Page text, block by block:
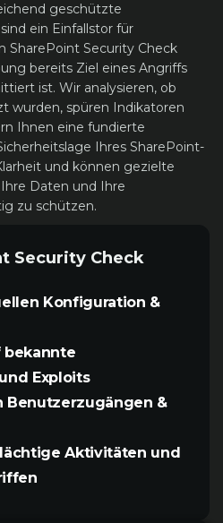
geschützte
ein Einfallstor für
SharePoint Security Check
bereits Ziel eines Angriffs
ist. Wir analysieren, ob
wurden, spüren Indikatoren
Ihnen eine fundierte
Ihres SharePoint-
und können gezielte
Daten und Ihre
zu schützen.
Security Check
Konfiguration &
bekannte
Exploits
Benutzerzugängen &
Aktivitäten und